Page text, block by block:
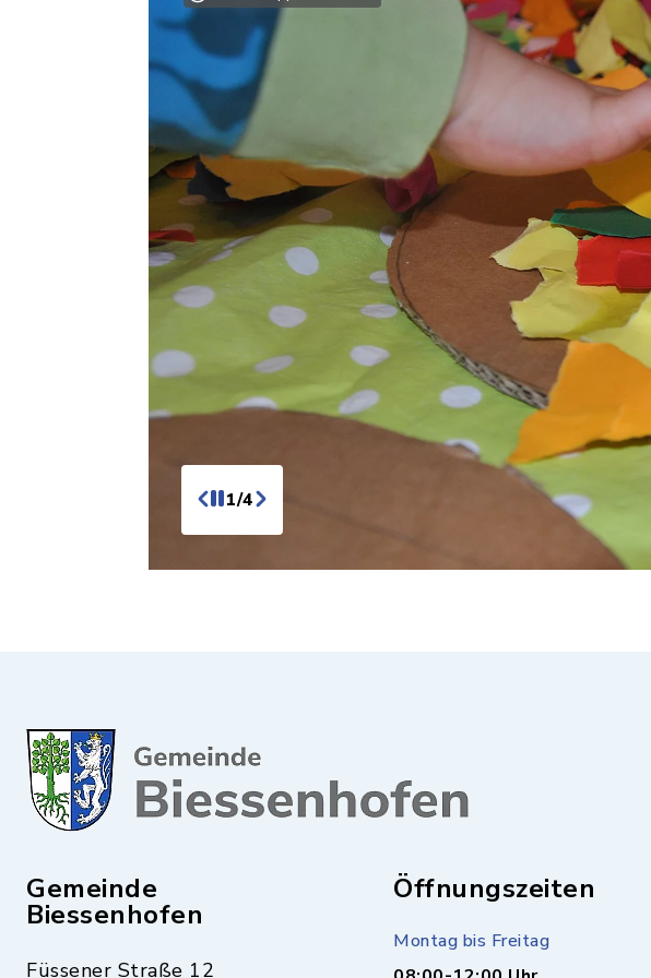
1/4
Gemeinde
Biessenhofen
Füssener Straße 12
Öffnungszeiten
Montag bis Freitag